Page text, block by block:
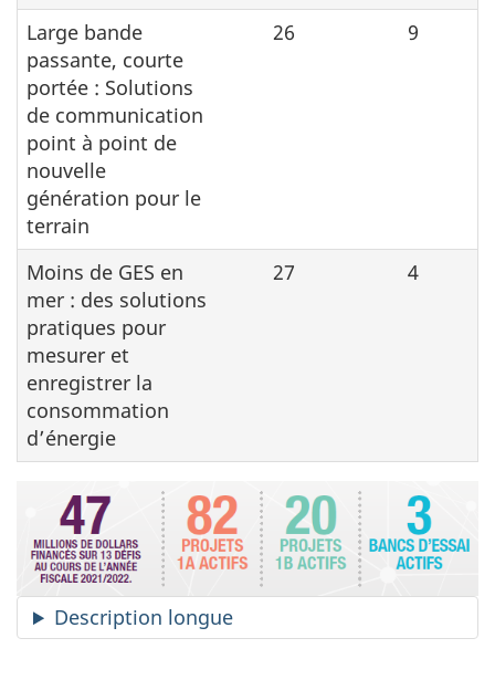
Large bande
passante, courte
portée : Solutions
de communication
point à point de
nouvelle
génération pour le
terrain
26 9
Moins de GES en
mer : des solutions
pratiques pour
mesurer et
enregistrer la
consommation
d’énergie
27 4
Description longue